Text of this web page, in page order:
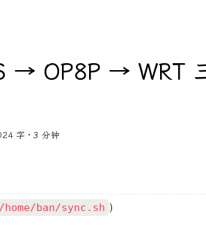
→ OP8P → WRT
字 · 3 分钟
/home/ban/sync.sh )